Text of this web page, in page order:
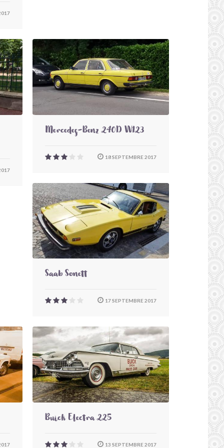
Mercedes-Benz 240D W123
18 SEPTEMBRE 2017
Saab Sonett
17 SEPTEMBRE 2017
Buick Electra 225
13 SEPTEMBRE 2017